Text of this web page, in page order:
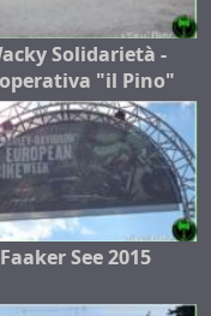
Solidarietà -
"il Pino"
Faaker See 2015